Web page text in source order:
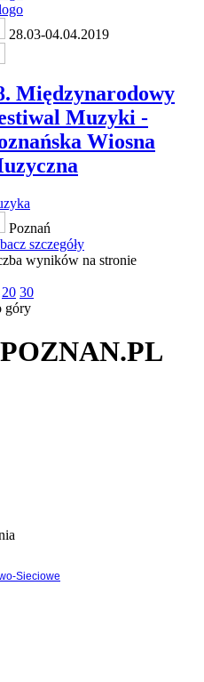
28.03-04.04.2019
Międzynarodowy
Muzyki -
Wiosna
Poznań
szczegóły
wyników na stronie
20 30
góry
Sieciowe